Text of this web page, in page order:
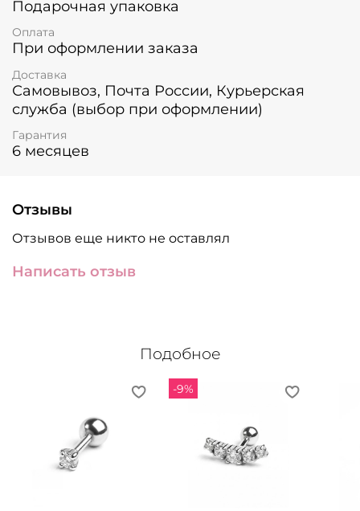
Подарочная упаковка
Оплата
При оформлении заказа
Доставка
Самовывоз, Почта России, Курьерская
служба (выбор при оформлении)
Гарантия
6 месяцев
Отзывы
Отзывов еще никто не оставлял
Написать отзыв
Подобное
-9%